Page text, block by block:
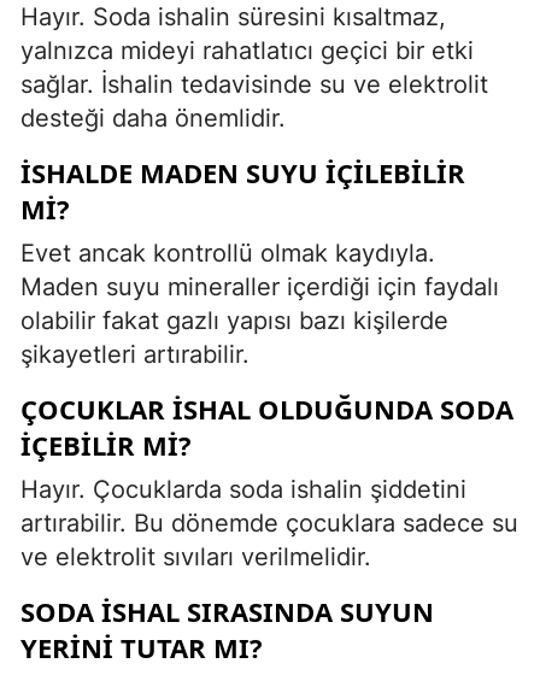
Hayır. Soda ishalin süresini kısaltmaz,
yalnızca mideyi rahatlatıcı geçici bir etki
sağlar. İshalin tedavisinde su ve elektrolit
desteği daha önemlidir.
İSHALDE MADEN SUYU IÇILEBILIR
MI?
Evet ancak kontrollü olmak kaydıyla.
Maden suyu mineraller içerdiği için faydalı
olabilir fakat gazlı yapısı bazı kişilerde
şikayetleri artırabilir.
ÇOCUKLAR ISHAL OLDUĞUNDA SODA
IÇEBILIR MI?
Hayır. Çocuklarda soda ishalin şiddetini
artırabilir. Bu dönemde çocuklara sadece su
ve elektrolit sıvıları verilmelidir.
SODA ISHAL SIRASINDA SUYUN
YERINI TUTAR MI?